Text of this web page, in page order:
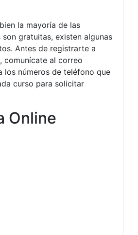
la mayoría de las
gratuitas, existen algunas
Antes de registrarte a
comunícate al correo
los números de teléfono que
curso para solicitar
Online